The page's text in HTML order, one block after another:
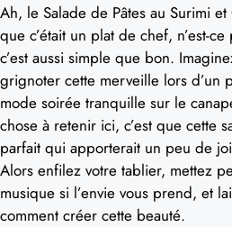
Ah, le Salade de Pâtes au Surimi
que c’était un plat de chef, n’est-
c’est aussi simple que bon.
grignoter cette merveille lors d’un
mode soirée tranquille sur le
chose à retenir ici, c’est que cette
parfait qui apporterait un peu de
Alors enfilez votre tablier, mettez
musique si l’envie vous prend, et
comment créer cette beauté.